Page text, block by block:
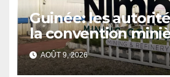
Guinée: les
la convention
société Nimba
Company
AOÛT 9, 2026